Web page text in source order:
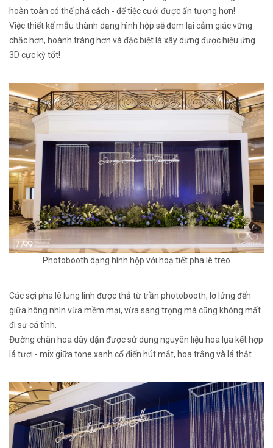
hoàn toàn có thể phá cách - để tiệc cưới được ấn tượng hơn!
Việc thiết kế mẫu thành dạng hình hộp sẽ đem lại cảm giác vững
chắc hơn, hoành tráng hơn và đặc biệt là xây dựng được hiệu ứng
3D cực kỳ tốt!
Photobooth dạng hình hộp với hoạ tiết pha lê treo
Các sợi pha lê lung linh được thả từ trần photobooth, lơ lửng đến
giữa hông nhìn vừa mềm mại, vừa sang trọng mà cũng không mất
đi sự cá tính.
Đường chân hoa dày dặn được sử dụng nguyên liệu hoa lụa kết hợp
lá tươi - mix giữa tone xanh cổ điển hút mắt, hoa trắng và lá thật.